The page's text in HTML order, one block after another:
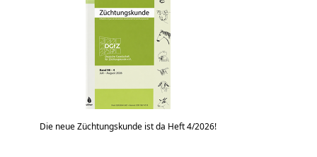
Die neue Züchtungskunde ist da Heft 4/2026!